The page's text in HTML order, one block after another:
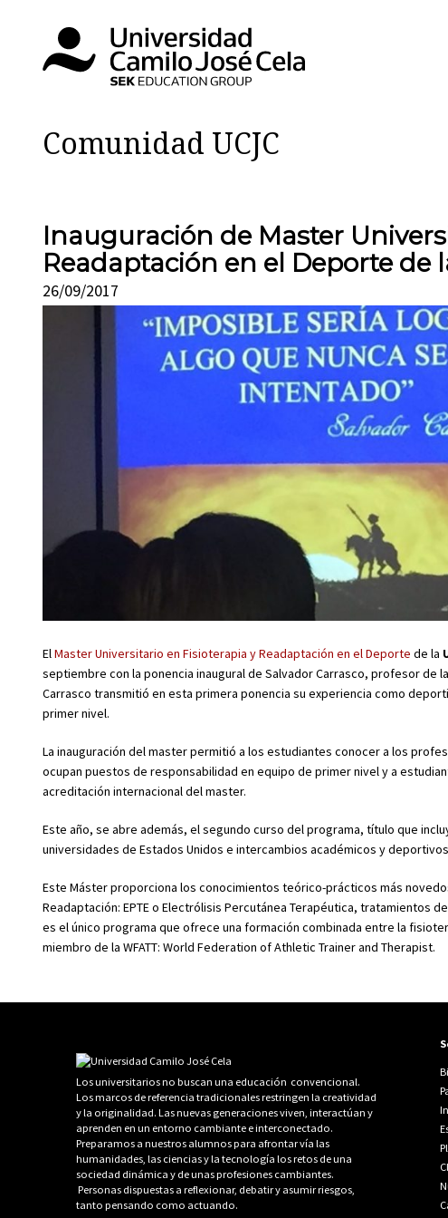
Comunidad UCJC
Inauguración de Master
Readaptación en el Deporte de
26/09/2017
ElMaster Universitario en Fisioterapia y Readaptación en el Deporte de la
septiembre con la ponencia inaugural de Salvador Carrasco, profesor de
Carrasco transmitió en esta primera ponencia su experiencia como
primer nivel.
La inauguración del master permitió a los estudiantes conocer a los
ocupan puestos de responsabilidad en equipo de primer nivel y a
acreditación internacional del master.
Este año, se abre además, el segundo curso del programa, título que
universidades de Estados Unidos e intercambios académicos y deportivos
Este Máster proporciona los conocimientos teórico-prácticos más
Readaptación: EPTE o Electrólisis Percutánea Terapéutica, tratamientos
es el único programa que ofrece una formación combinada entre la
miembro de la WFATT: World Federation of Athletic Trainer and Therapist.
Los universitarios no buscan una educación convencional.
Los marcos de referencia tradicionales restringen la creatividad
y la originalidad. Las nuevas generaciones viven, interactúan y
aprenden en un entorno cambiante e interconectado.
Preparamos a nuestros alumnos para afrontar vía las
humanidades, las ciencias y la tecnología los retos de una
sociedad dinámica y de unas profesiones cambiantes.
Personas dispuestas a reflexionar, debatir y asumir riesgos,
tanto pensando como actuando.